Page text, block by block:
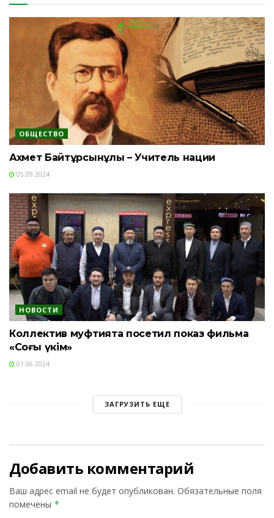
ОБЩЕСТВО
Ахмет Байтұрсынұлы – Учитель нации
05.09.2024
НОВОСТИ
Коллектив муфтията посетил показ фильма
«Соңғы үкім»
01.06.2024
ЗАГРУЗИТЬ ЕЩЕ
Добавить комментарий
Ваш адрес email не будет опубликован. Обязательные поля
помечены *